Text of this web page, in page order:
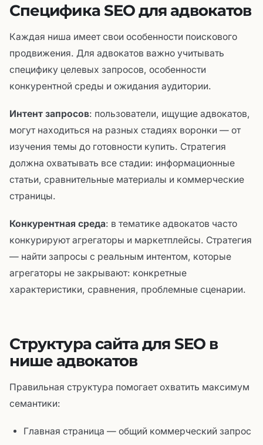
Специфика SEO для адвокатов
Каждая ниша имеет свои особенности поискового
продвижения. Для адвокатов важно учитывать
специфику целевых запросов, особенности
конкурентной среды и ожидания аудитории.
Интент запросов: пользователи, ищущие адвокатов,
могут находиться на разных стадиях воронки — от
изучения темы до готовности купить. Стратегия
должна охватывать все стадии: информационные
статьи, сравнительные материалы и коммерческие
страницы.
Конкурентная среда: в тематике адвокатов часто
конкурируют агрегаторы и маркетплейсы. Стратегия
— найти запросы с реальным интентом, которые
агрегаторы не закрывают: конкретные
характеристики, сравнения, проблемные сценарии.
Структура сайта для SEO в
нише адвокатов
Правильная структура помогает охватить максимум
семантики:
Главная страница — общий коммерческий запрос